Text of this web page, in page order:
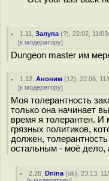
1.11 ,Залупа (?), 22:02, 11/
[к модератору]
Dungeon master им
1.12 ,Аноним (12), 22:06,
[к модератору]
Моя толерантность
только она начинает
время я толерантен.
грязных политиков,
должен,
остальным - моё дело,
2.26 ,Dnina (ok), 23:13,